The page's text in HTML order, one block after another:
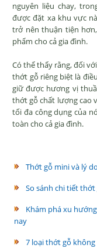
nguyên liệu chay,
được đặt xa khu vực
trở nên thuận tiện
phẩm cho cả gia đình.
Có thể thấy rằng, đối
thớt gỗ riêng biệt là
giữ được hương vị
thớt gỗ chất lượng cao
tối đa công dụng của
toàn cho cả gia đình.
Thớt gỗ mini và lý
So sánh chi tiết
Khám phá xu
nay
7 loại thớt gỗ